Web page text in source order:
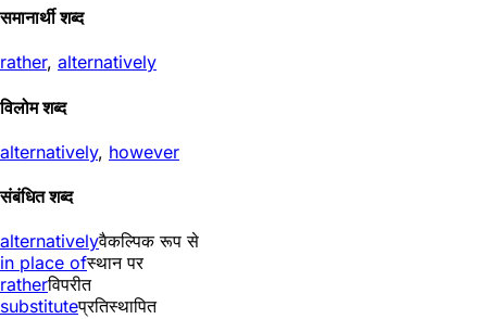
समानार्थी शब्द
rather, alternatively
विलोम शब्द
alternatively, however
संबंधित शब्द
alternativelyवैकल्पिक रूप से
in place ofस्थान पर
ratherविपरीत
substituteप्रतिस्थापित